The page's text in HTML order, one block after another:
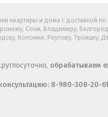
квартиры и дома с доставкой
Сочи, Владимиру,
Коломне, Реутову,
обрабатываем
8-980-308-20-61